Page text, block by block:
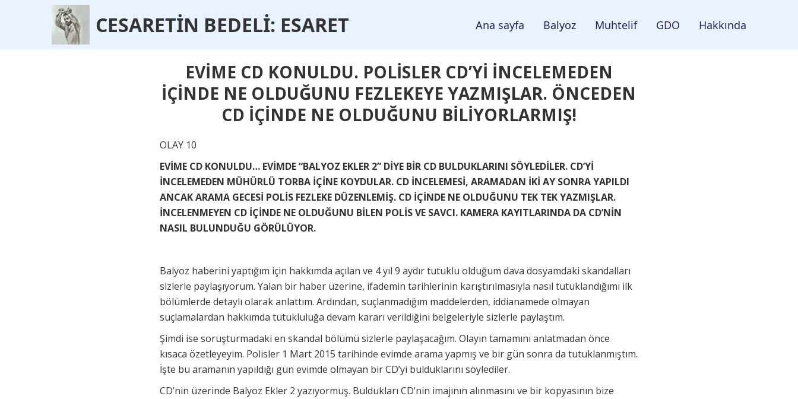
CESARETİN BEDELİ: ESARET Ana sayfa Balyoz Muhtelif GDO Hakkında
EVİME CD KONULDU. POLİSLER CD’Yİ İNCELEMEDEN
İÇİNDE NE OLDUĞUNU FEZLEKEYE YAZMIŞLAR. ÖNCEDEN
CD İÇİNDE NE OLDUĞUNU BİLİYORLARMIŞ!
OLAY 10
EVİME CD KONULDU… EVİMDE “BALYOZ EKLER 2” DİYE BİR CD BULDUKLARINI SÖYLEDİLER. CD’Yİ
İNCELEMEDEN MÜHÜRLÜ TORBA İÇİNE KOYDULAR. CD İNCELEMESİ, ARAMADAN İKİ AY SONRA YAPILDI
ANCAK ARAMA GECESİ POLİS FEZLEKE DÜZENLEMİŞ. CD İÇİNDE NE OLDUĞUNU TEK TEK YAZMIŞLAR.
İNCELENMEYEN CD İÇİNDE NE OLDUĞUNU BİLEN POLİS VE SAVCI. KAMERA KAYITLARINDA DA CD’NİN
NASIL BULUNDUĞU GÖRÜLÜYOR.
Balyoz haberini yaptığım için hakkımda açılan ve 4 yıl 9 aydır tutuklu olduğum dava dosyamdaki skandalları
sizlerle paylaşıyorum. Yalan bir haber üzerine, ifademin tarihlerinin karıştırılmasıyla nasıl tutuklandığımı ilk
bölümlerde detaylı olarak anlattım. Ardından, suçlanmadığım maddelerden, iddianamede olmayan
suçlamalardan hakkımda tutukluluğa devam kararı verildiğini belgeleriyle sizlerle paylaştım.
Şimdi ise soruşturmadaki en skandal bölümü sizlerle paylaşacağım. Olayın tamamını anlatmadan önce
kısaca özetleyeyim. Polisler 1 Mart 2015 tarihinde evimde arama yapmış ve bir gün sonra da tutuklanmıştım.
İşte bu aramanın yapıldığı gün evimde olmayan bir CD’yi bulduklarını söylediler.
CD’nin üzerinde Balyoz Ekler 2 yazıyormuş. Buldukları CD’nin imajının alınmasını ve bir kopyasının bize